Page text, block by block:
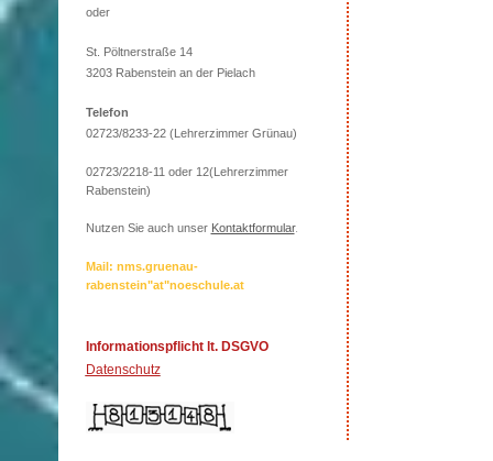
oder
St. Pöltnerstraße 14
3203 Rabenstein an der Pielach
Telefon
02723/8233-22 (Lehrerzimmer Grünau)
02723/2218-11 oder 12(Lehrerzimmer
Rabenstein)
Nutzen Sie auch unser Kontaktformular.
Mail: nms.gruenau-
rabenstein"at"noeschule.at
Informationspflicht lt. DSGVO
Datenschutz